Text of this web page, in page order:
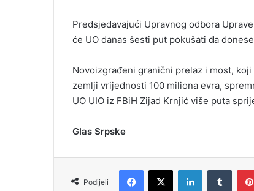
Predsjedavajući Upravnog odbora
će UO danas šesti put pokušati da
Novoizgrađeni granični prelaz i most,
zemlji vrijednosti 100 miliona evra,
UO UIO iz FBiH Zijad Krnjić više puta
Glas Srpske
Podijeli